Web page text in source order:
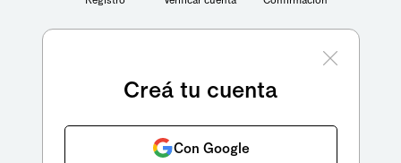
Creá tu cuenta
Con Google